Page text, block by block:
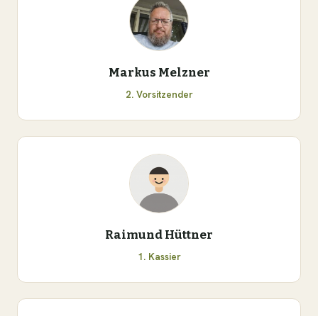
Markus Melzner
2. Vorsitzender
Raimund Hüttner
1. Kassier